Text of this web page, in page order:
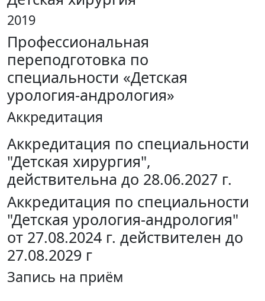
2019
Профессиональная
переподготовка по
специальности «Детская
урология-андрология»
Аккредитация
Аккредитация по специальности
"Детская хирургия",
действительна до 28.06.2027 г.
Аккредитация по специальности
"Детская урология-андрология"
от 27.08.2024 г. действителен до
27.08.2029 г
Запись на приём